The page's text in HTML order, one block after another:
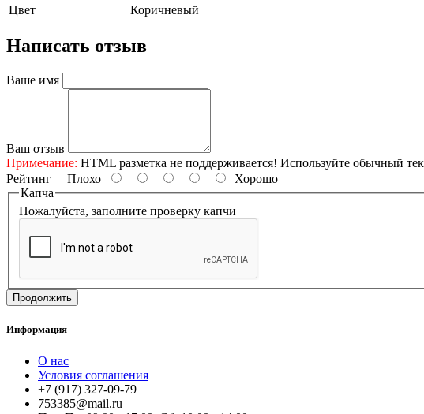
Цвет
Коричневый
Написать отзыв
Ваше имя
Ваш отзыв
Примечание: HTML разметка не поддерживается! Используйте обычный
Рейтинг Плохо
Хорошо
Капча
Пожалуйста, заполните проверку капчи
Продолжить
Информация
О нас
Условия соглашения
+7 (917) 327-09-79
753385@mail.ru